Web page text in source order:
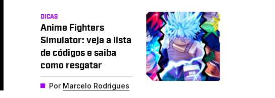
DICAS
Anime Fighters
Simulator: veja a lista
de códigos e saiba
como resgatar
Por Marcelo Rodrigues